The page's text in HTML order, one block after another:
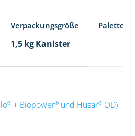
Verpackungsgröße
1,5 kg Kanister
®+ Biopower®und Husar®OD)